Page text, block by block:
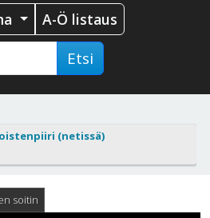
A-Ö listaus
Etsi
(netissä)
soitin